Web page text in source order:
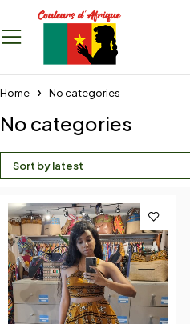
Home No categories
No categories
Sort by latest